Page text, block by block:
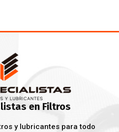
en Filtros
y lubricantes para todo